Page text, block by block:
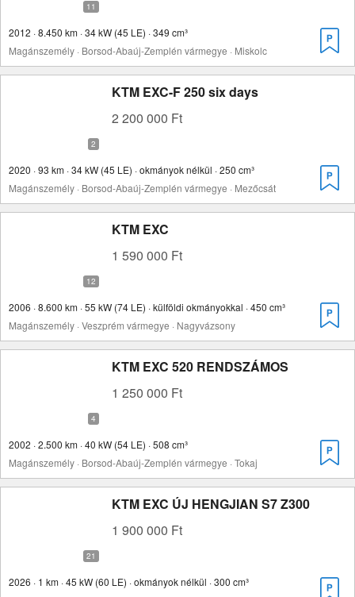
2012 · 8.450 km · 34 kW (45 LE) · 349 cm³
Magánszemély · Borsod-Abaúj-Zemplén vármegye · Miskolc
KTM EXC-F 250 six days
2 200 000 Ft
2020 · 93 km · 34 kW (45 LE) · okmányok nélkül · 250 cm³
Magánszemély · Borsod-Abaúj-Zemplén vármegye · Mezőcsát
KTM EXC
1 590 000 Ft
2006 · 8.600 km · 55 kW (74 LE) · külföldi okmányokkal · 450 cm³
Magánszemély · Veszprém vármegye · Nagyvázsony
KTM EXC 520 RENDSZÁMOS
1 250 000 Ft
2002 · 2.500 km · 40 kW (54 LE) · 508 cm³
Magánszemély · Borsod-Abaúj-Zemplén vármegye · Tokaj
KTM EXC ÚJ HENGJIAN S7 Z300
1 900 000 Ft
2026 · 1 km · 45 kW (60 LE) · okmányok nélkül · 300 cm³